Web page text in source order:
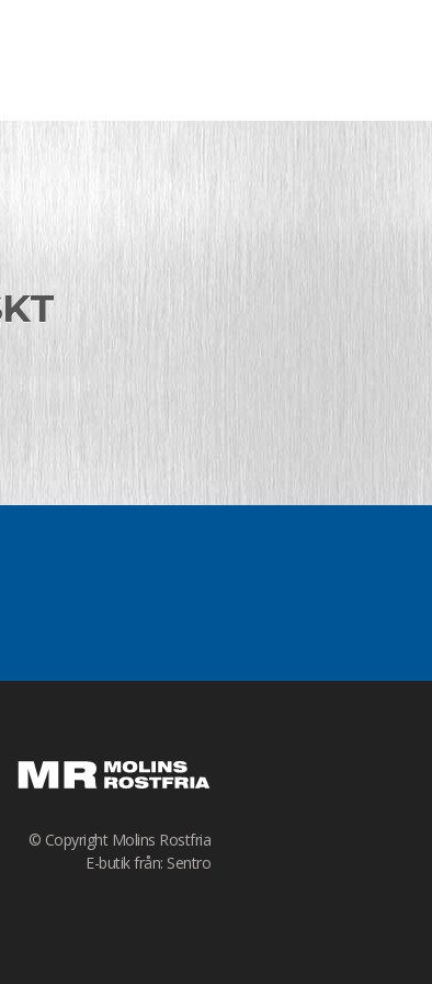
© Copyright Molins Rostfria
E-butik från: Sentro